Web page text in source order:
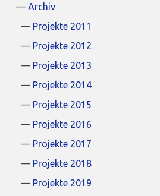
Archiv
Projekte 2011
Projekte 2012
Projekte 2013
Projekte 2014
Projekte 2015
Projekte 2016
Projekte 2017
Projekte 2018
Projekte 2019